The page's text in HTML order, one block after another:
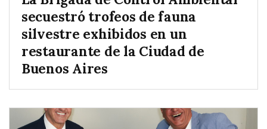
secuestró trofeos de fauna
silvestre exhibidos en un
restaurante de la Ciudad de
Buenos Aires